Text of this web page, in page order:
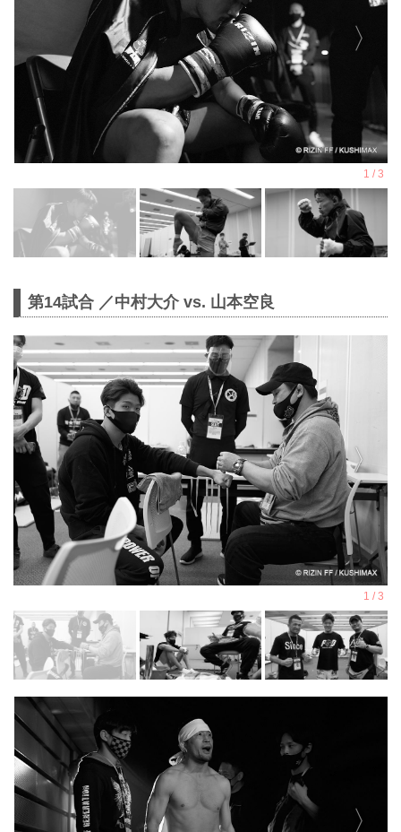
第14試合 ／中村大介 vs. 山本空良